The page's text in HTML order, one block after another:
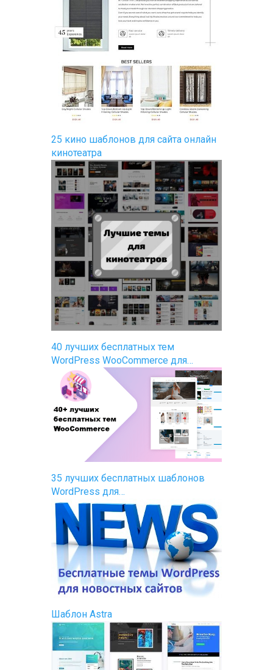
25 кино шаблонов для сайта онлайн
кинотеатра
40 лучших бесплатных тем
WordPress WooCommerce для…
35 лучших бесплатных шаблонов
WordPress для…
Шаблон Astra